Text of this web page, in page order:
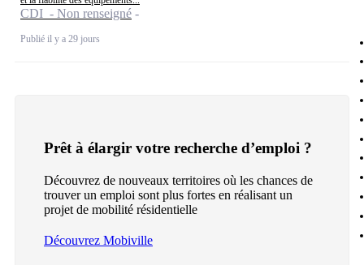
CDI - Non renseigné
Publié il y a 29 jours
Prêt à élargir votre recherche d’emploi ?
Découvrez de nouveaux territoires où les chances de
trouver un emploi sont plus fortes en réalisant un
projet de mobilité résidentielle
Découvrez Mobiville